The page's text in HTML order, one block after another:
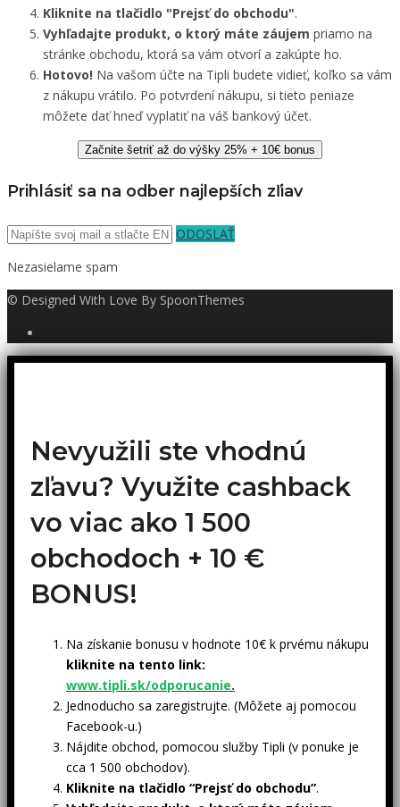
Kliknite na tlačidlo "Prejsť do obchodu".
Vyhľadajte produkt, o ktorý máte záujem priamo na
stránke obchodu, ktorá sa vám otvorí a zakúpte ho.
Hotovo! Na vašom účte na Tipli budete vidieť, koľko sa vám
z nákupu vrátilo. Po potvrdení nákupu, si tieto peniaze
môžete dať hneď vyplatiť na váš bankový účet.
Začnite šetriť až do výšky 25% + 10€ bonus
Prihlásiť sa na odber najlepších zľiav
ODOSLAŤ
Nezasielame spam
© Designed With Love By SpoonThemes
Nevyužili ste vhodnú
zľavu? Využite cashback
vo viac ako 1 500
obchodoch + 10 €
BONUS!
Na získanie bonusu v hodnote 10€ k prvému nákupu
kliknite na tento link:
www.tipli.sk/odporucanie.
Jednoducho sa zaregistrujte. (Môžete aj pomocou
Facebook-u.)
Nájdite obchod, pomocou služby Tipli (v ponuke je
cca 1 500 obchodov).
Kliknite na tlačidlo “Prejsť do obchodu”.